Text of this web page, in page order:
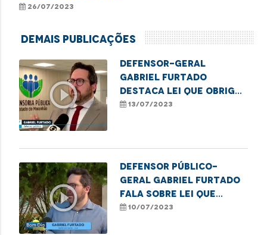
26/07/2023
Demais Publicações
play_circle_outline
Defensor-Geral
Gabriel Furtado
destaca lei que obriga
a comunicação de
DPE
13/07/2023
play_circle_outline
Defensor Público-
Geral Gabriel Furtado
fala sobre lei que
obriga a comunicação
10/07/2023